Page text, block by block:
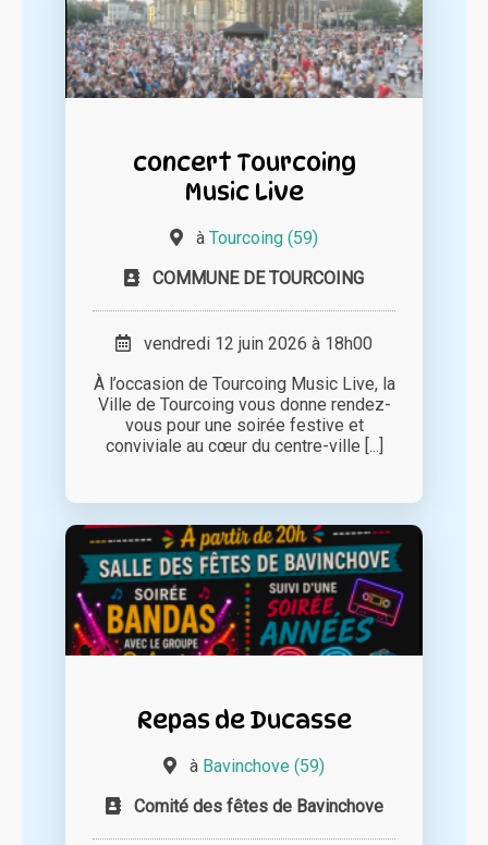
concert Tourcoing
Music Live
à Tourcoing (59)
COMMUNE DE TOURCOING
vendredi 12 juin 2026 à 18h00
À l’occasion de Tourcoing Music Live, la
Ville de Tourcoing vous donne rendez-
vous pour une soirée festive et
conviviale au cœur du centre-ville [...]
Repas de Ducasse
à Bavinchove (59)
Comité des fêtes de Bavinchove